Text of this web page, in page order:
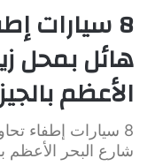
8 سيارات
هائل بمحل
الأعظم
8 سيارات إطفاء
شارع البحر الأعظم